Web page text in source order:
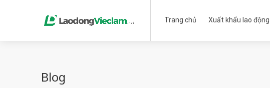
Trang chủ Xuất khẩu lao động
Blog